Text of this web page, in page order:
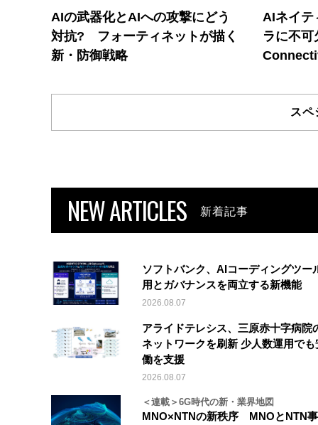
AIの武器化とAIへの攻撃にどう
対抗? フォーティネットが描く
新・防御戦略
AIネイテ
ラに不
スペ
NEW ARTICLES 新着記事
ソフトバンク、AIコーディングツー
用とガバナンスを両立する新機能
2026.08.07
アライドテレシス、三原赤十字病院
ネットワークを刷新 少人数運用でも
働を支援
2026.08.07
＜連載＞6G時代の新・業界地図
MNO×NTNの新秩序 MNOとNTN